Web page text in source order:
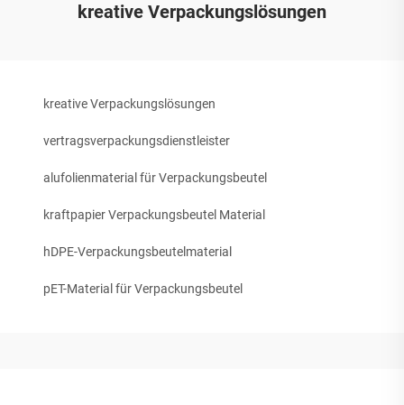
kreative Verpackungslösungen
kreative Verpackungslösungen
vertragsverpackungsdienstleister
alufolienmaterial für Verpackungsbeutel
kraftpapier Verpackungsbeutel Material
hDPE-Verpackungsbeutelmaterial
pET-Material für Verpackungsbeutel